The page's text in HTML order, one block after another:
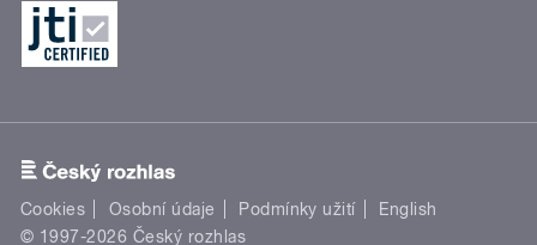
Cookies Osobní údaje Podmínky užití
English
© 1997-2026 Český rozhlas